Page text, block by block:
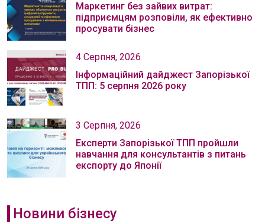
Маркетинг без зайвих витрат:
підприємцям розповіли, як ефективно
просувати бізнес
4 Серпня, 2026
Інформаційний дайджест Запорізької
ТПП: 5 серпня 2026 року
3 Серпня, 2026
Експерти Запорізької ТПП пройшли
навчання для консультантів з питань
експорту до Японії
Новини бізнесу